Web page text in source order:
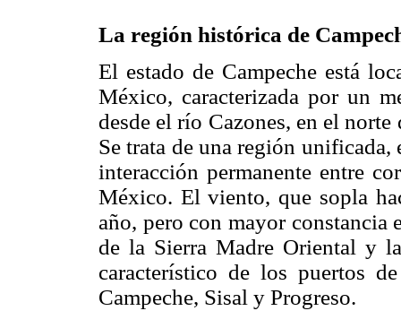
La región histórica de
El estado de Campeche está
México, caracterizada por un
desde el río Cazones, en el
Se trata de una región
interacción permanente entre
México. El viento, que sopla
año, pero con mayor constancia
de la Sierra Madre Oriental y
característico de los puertos
Campeche, Sisal y Progreso.